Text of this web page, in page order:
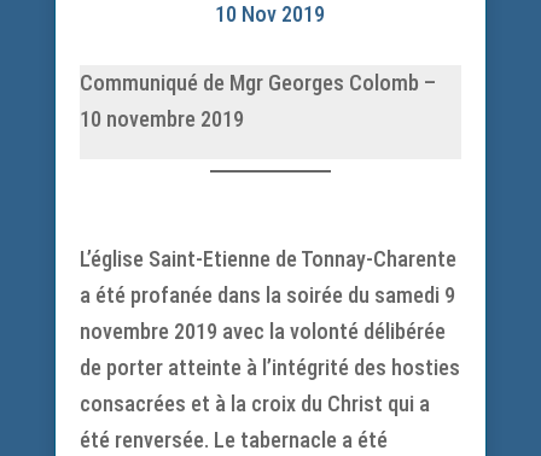
10 Nov 2019
Communiqué de Mgr Georges Colomb –
10 novembre 2019
L’église Saint-Etienne de Tonnay-Charente
a été profanée dans la soirée du samedi 9
novembre 2019 avec la volonté délibérée
de porter atteinte à l’intégrité des hosties
consacrées et à la croix du Christ qui a
été renversée. Le tabernacle a été